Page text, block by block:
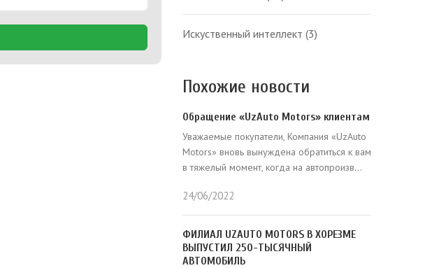
Искуственный интеллект (3)
Похожие новости
Обращение «UzAuto Motors» клиентам
Уважаемые покупатели, Компания «UzAuto
Motors» вновь вынуждена обратиться к вам
в тяжелый момент, когда на автопроизв...
24/06/2022
ФИЛИАЛ UZAUTO MOTORS В ХОРЕЗМЕ
ВЫПУСТИЛ 250-ТЫСЯЧНЫЙ
АВТОМОБИЛЬ⠀